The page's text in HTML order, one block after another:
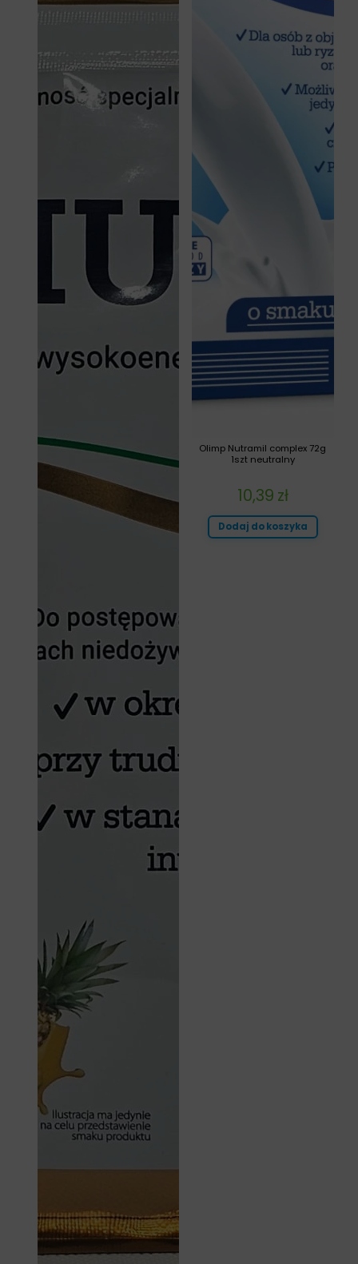
Olimp Nutramil complex 72g
1szt neutralny
10,39 zł
Dodaj do koszyka